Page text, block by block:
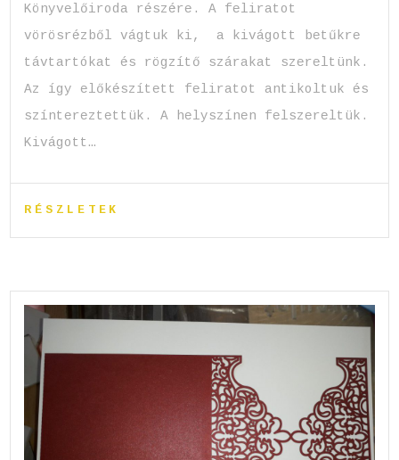
Könyvelőiroda részére. A feliratot
vörösrézből vágtuk ki, a kivágott betűkre
távtartókat és rögzítő szárakat szereltünk.
Az így előkészített feliratot antikoltuk és
színtereztettük. A helyszínen felszereltük.
Kivágott…
RÉSZLETEK